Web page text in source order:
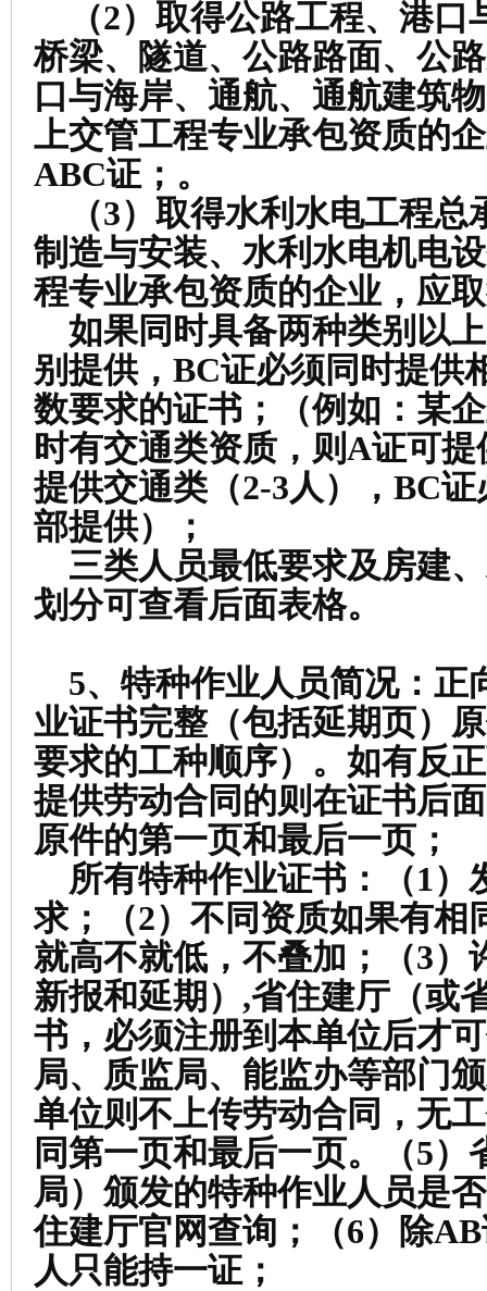
（2）取得公路工程、港口
桥梁、隧道、公路路面、公
口与海岸、通航、通航建筑
上交管工程专业承包资质的
ABC证；。
（3）取得水利水电工程总
制造与安装、水利水电机电
程专业承包资质的企业，应
如果同时具备两种类别以
别提供，BC证必须同时提供
数要求的证书；（例如：某
时有交通类资质，则A证可
提供交通类（2-3人），BC
部提供）；
三类人员最低要求及房建
划分可查看后面表格。
5、特种作业人员简况： 正
业证书完整（包括延期页）
要求的工种顺序）。如有反
提供劳动合同的则在证书后
原件的第一页和最后一页；
所有特种作业证书：（1）
求；（2）不同资质如果有相
就高不就低，不叠加；（3）
新报和延期）,省住建厅（或
书，必须注册到本单位后才
局、质监局、能监办等部门
单位则不上传劳动合同，无
同第一页和最后一页。（5）
局）颁发的特种作业人员是
住建厅官网查询；（6）除
人只能持一证；